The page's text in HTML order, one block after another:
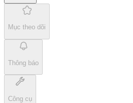
Mục theo dõi
Thông báo
Công cụ